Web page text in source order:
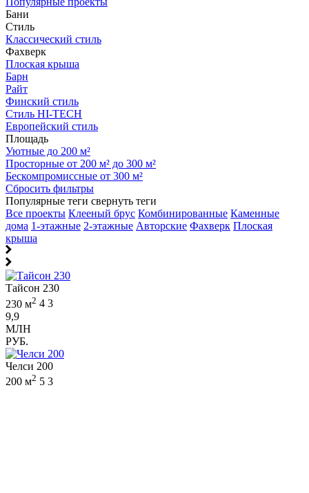
Бани
Стиль
Классический стиль
Фахверк
Плоская крыша
Барн
Райт
Финский стиль
Стиль HI-TECH
Европейский стиль
Площадь
Уютные до 200 м²
Просторные от 200 м² до 300 м²
Бескомпромиссные от 300 м²
Сбросить фильтры
Популярные теги свернуть теги
Все проекты Клееный брус Комбинированные Каменные
дома 1-этажные 2-этажные Авторские Фахверк Плоская
крыша
Тайсон 230
230 м2 4 3
9,9
МЛН
РУБ.
Челси 200
200 м2 5 3